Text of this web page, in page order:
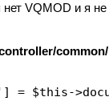
VQMOD и я
$this-